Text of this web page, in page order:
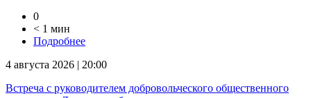
0
< 1 мин
Подробнее
4 августа 2026 | 20:00
Встреча с руководителем добровольческого общественного